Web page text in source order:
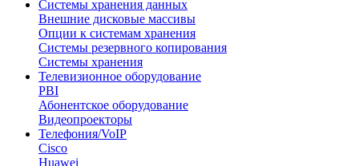
Системы хранения данных
Внешние дисковые массивы
Опции к системам хранения
Системы резервного копирования
Системы хранения
Телевизионное оборудование
PBI
Абонентское оборудование
Видеопроекторы
Телефония/VoIP
Cisco
Huawei